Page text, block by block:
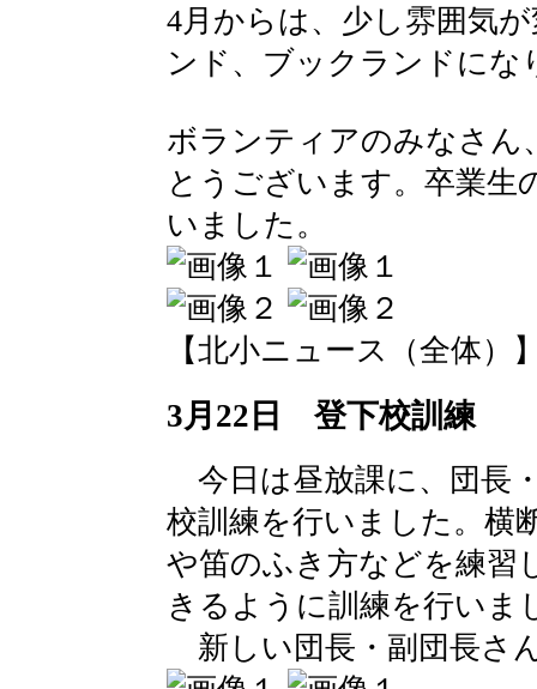
4月からは、少し雰囲気
ンド、ブックランドにな
ボランティアのみなさん
とうございます。卒業
いました。
【北小ニュース（全体）
3月22日 登下校訓練
今日は昼放課に、団長
校訓練を行いました。横
や笛のふき方などを練習
きるように訓練を行いま
新しい団長・副団長さ